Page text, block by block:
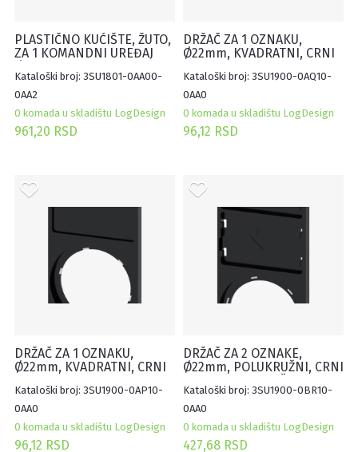
PLASTIČNO KUĆIŠTE, ŽUTO,
ZA 1 KOMANDNI UREĐAJ
Kataloški broj: 3SU1801-0AA00-
0AA2
0 komada u skladištu LogDesign
961,20 RSD
DRŽAČ ZA 1 OZNAKU,
Ø22mm, KVADRATNI, CRNI
(100KOM)
Kataloški broj: 3SU1900-0AQ10-
0AA0
0 komada u skladištu LogDesign
96,12 RSD
DRŽAČ ZA 1 OZNAKU,
Ø22mm, KVADRATNI, CRNI
(100KOM)
Kataloški broj: 3SU1900-0AP10-
0AA0
0 komada u skladištu LogDesign
96,12 RSD
DRŽAČ ZA 2 OZNAKE,
Ø22mm, POLUKRUŽNI, CRNI
(100KOM)
Kataloški broj: 3SU1900-0BR10-
0AA0
0 komada u skladištu LogDesign
427,68 RSD